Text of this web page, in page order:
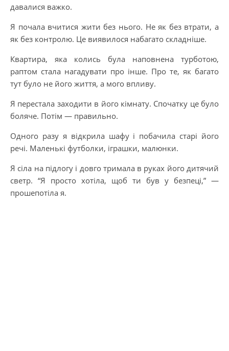
давалися важко.
Я почала вчитися жити без нього. Не як без втрати, а
як без контролю. Це виявилося набагато складніше.
Квартира, яка колись була наповнена турботою,
раптом стала нагадувати про інше. Про те, як багато
тут було не його життя, а мого впливу.
Я перестала заходити в його кімнату. Спочатку це було
боляче. Потім — правильно.
Одного разу я відкрила шафу і побачила старі його
речі. Маленькі футболки, іграшки, малюнки.
Я сіла на підлогу і довго тримала в руках його дитячий
светр. “Я просто хотіла, щоб ти був у безпеці,” —
прошепотіла я.